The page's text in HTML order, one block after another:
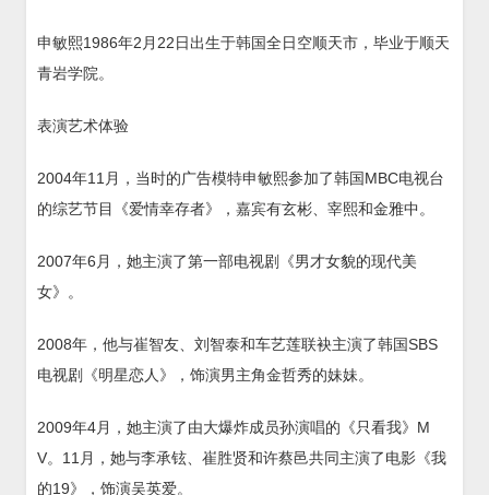
申敏熙1986年2月22日出生于韩国全日空顺天市，毕业于顺天
青岩学院。
表演艺术体验
2004年11月，当时的广告模特申敏熙参加了韩国MBC电视台
的综艺节目《爱情幸存者》，嘉宾有玄彬、宰熙和金雅中。
2007年6月，她主演了第一部电视剧《男才女貌的现代美
女》。
2008年，他与崔智友、刘智泰和车艺莲联袂主演了韩国SBS
电视剧《明星恋人》，饰演男主角金哲秀的妹妹。
2009年4月，她主演了由大爆炸成员孙演唱的《只看我》M
V。11月，她与李承铉、崔胜贤和许蔡邑共同主演了电影《我
的19》，饰演吴英爱。